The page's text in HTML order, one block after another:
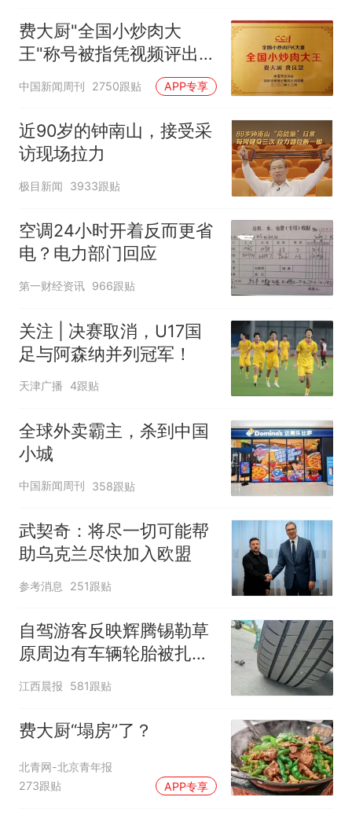
费大厨"全国小炒肉大
王"称号被指凭视频评出
官方回应
中国新闻周刊 2750跟贴 APP专享
近90岁的钟南山，接受采
访现场拉力
极目新闻 3933跟贴
空调24小时开着反而更省
电？电力部门回应
第一财经资讯 966跟贴
关注 | 决赛取消，U17国
足与阿森纳并列冠军！
天津广播 4跟贴
全球外卖霸主，杀到中国
小城
中国新闻周刊 358跟贴
武契奇：将尽一切可能帮
助乌克兰尽快加入欧盟
参考消息 251跟贴
自驾游客反映辉腾锡勒草
原周边有车辆轮胎被扎，
修理店铺换胎价格高达千
江西晨报 581跟贴
费大厨“塌房”了？
北青网-北京青年报
273跟贴
APP专享